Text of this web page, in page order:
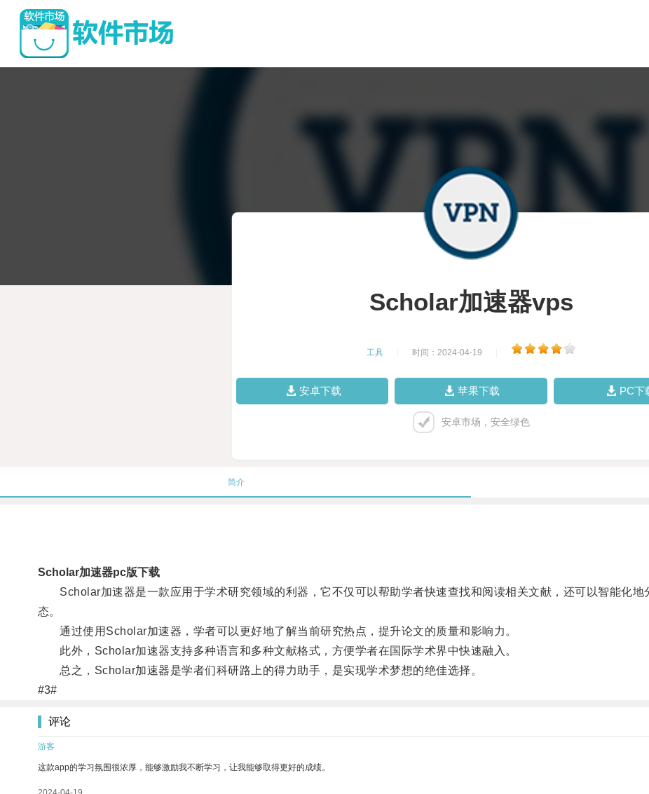
Scholar加速器vps
工具 时间：2024-04-19
安卓下载 苹果下载 PC下
安卓市场，安全绿色
简介
Scholar加速器pc版下载
Scholar加速器是一款应用于学术研究领域的利器，它不仅可以帮助学者快速查找和阅读相关文献，还可以智能化地
态。
通过使用Scholar加速器，学者可以更好地了解当前研究热点，提升论文的质量和影响力。
此外，Scholar加速器支持多种语言和多种文献格式，方便学者在国际学术界中快速融入。
总之，Scholar加速器是学者们科研路上的得力助手，是实现学术梦想的绝佳选择。
#3#
评论
游客
这款app的学习氛围很浓厚，能够激励我不断学习，让我能够取得更好的成绩。